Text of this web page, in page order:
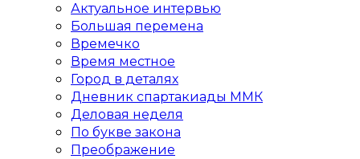
Актуальное интервью
Большая перемена
Времечко
Время местное
Город в деталях
Дневник спартакиады ММК
Деловая неделя
По букве закона
Преображение